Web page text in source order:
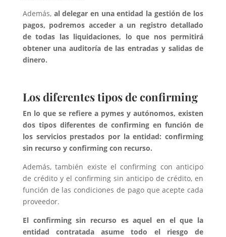
Además, al delegar en una entidad la gestión de los
pagos, podremos acceder a un registro detallado
de todas las liquidaciones, lo que nos permitirá
obtener una auditoría de las entradas y salidas de
dinero.
Los diferentes tipos de confirming
En lo que se refiere a pymes y autónomos, existen
dos tipos diferentes de confirming en función de
los servicios prestados por la entidad: confirming
sin recurso y confirming con recurso.
Además, también existe el confirming con anticipo
de crédito y el confirming sin anticipo de crédito, en
función de las condiciones de pago que acepte cada
proveedor.
El confirming sin recurso es aquel en el que la
entidad contratada asume todo el riesgo de